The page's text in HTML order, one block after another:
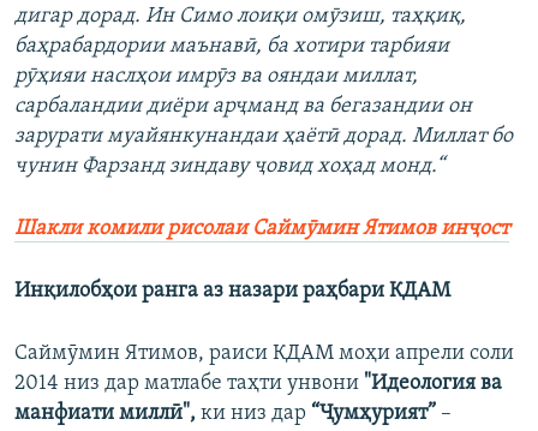
дигар дорад. Ин Симо лоиқи омӯзиш, таҳқиқ,
баҳрабардории маънавӣ, ба хотири тарбияи
рӯҳияи наслҳои имрӯз ва ояндаи миллат,
сарбаландии диёри арҷманд ва бегазандии он
зарурати муайянкунандаи ҳаётӣ дорад. Миллат бо
чунин Фарзанд зиндаву ҷовид хоҳад монд.“
Шакли комили рисолаи Саймӯмин Ятимов инҷост
Инқилобҳои ранга аз назари раҳбари КДАМ
Саймӯмин Ятимов, раиси КДАМ моҳи апрели соли
2014 низ дар матлабе таҳти унвони "Идеология ва
манфиати миллӣ", ки низ дар “Ҷумҳурият” –